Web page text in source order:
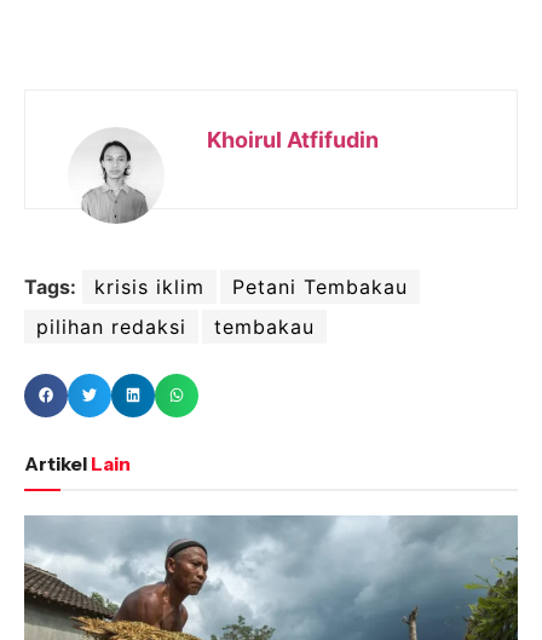
Khoirul Atfifudin
Tags: krisis iklim
Petani Tembakau
pilihan redaksi
tembakau
Artikel Lain